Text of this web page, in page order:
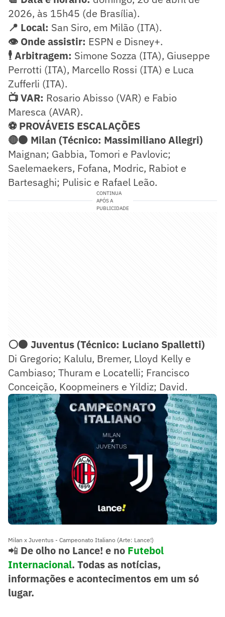
2026, às 15h45 (de Brasília).
📍 Local: San Siro, em Milão (ITA).
👁️ Onde assistir: ESPN e Disney+.
🕴️ Arbitragem: Simone Sozza (ITA), Giuseppe
Perrotti (ITA), Marcello Rossi (ITA) e Luca
Zufferli (ITA).
📺 VAR: Rosario Abisso (VAR) e Fabio
Maresca (AVAR).
⚽ PROVÁVEIS ESCALAÇÕES
🔴⚫ Milan (Técnico: Massimiliano Allegri)
Maignan; Gabbia, Tomori e Pavlovic;
Saelemaekers, Fofana, Modric, Rabiot e
Bartesaghi; Pulisic e Rafael Leão.
CONTINUA
APÓS A
PUBLICIDADE
⚪⚫ Juventus (Técnico: Luciano Spalletti)
Di Gregorio; Kalulu, Bremer, Lloyd Kelly e
Cambiaso; Thuram e Locatelli; Francisco
Conceição, Koopmeiners e Yildiz; David.
Milan x Juventus - Campeonato Italiano (Arte: Lance!)
📲 De olho no Lance! e no Futebol
Internacional. Todas as notícias,
informações e acontecimentos em um só
lugar.